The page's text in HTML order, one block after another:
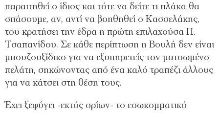
παραιτηθεί ο ίδιος και τότε να δείτε τι πλάκα θα
σπάσουμε, αν, αντί να βοηθηθεί ο Κασσελάκης,
του κρατήσει την έδρα η πρώτη επιλαχούσα Π.
Τσαπανίδου. Σε κάθε περίπτωση η Βουλή δεν είναι
μπουζουξίδικο για να εξυπηρετείς τον ματσωμένο
πελάτη, σηκώνοντας από ένα καλό τραπέζι άλλους
για να κάτσει στη θέση τους.
Έχει ξεφύγει -εκτός ορίων- το εσωκομματικό